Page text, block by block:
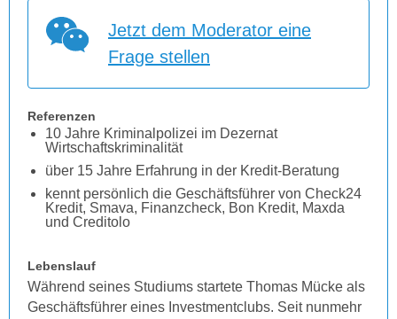
Jetzt dem Moderator eine
Frage stellen
Referenzen
10 Jahre Kriminalpolizei im Dezernat
Wirtschaftskriminalität
über 15 Jahre Erfahrung in der Kredit-Beratung
kennt persönlich die Geschäftsführer von Check24
Kredit, Smava, Finanzcheck, Bon Kredit, Maxda
und Creditolo
Lebenslauf
Während seines Studiums startete Thomas Mücke als
Geschäftsführer eines Investmentclubs. Seit nunmehr